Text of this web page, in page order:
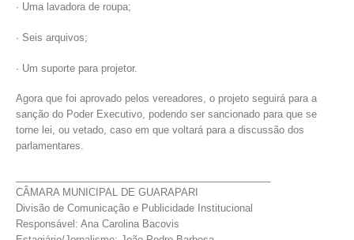
· Uma lavadora de roupa;
· Seis arquivos;
· Um suporte para projetor.
Agora que foi aprovado pelos vereadores, o projeto seguirá para a
sanção do Poder Executivo, podendo ser sancionado para que se
torne lei, ou vetado, caso em que voltará para a discussão dos
parlamentares.
CÂMARA MUNICIPAL DE GUARAPARI
Divisão de Comunicação e Publicidade Institucional
Responsável: Ana Carolina Bacovis